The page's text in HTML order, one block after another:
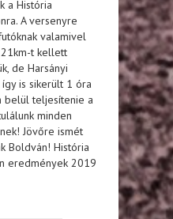
a História
A versenyre
valamivel
t kellett
de Harsányi
így is sikerült 1 óra
belül teljesítenie a
minden
Jövőre ismét
Boldván! História
eredmények 2019